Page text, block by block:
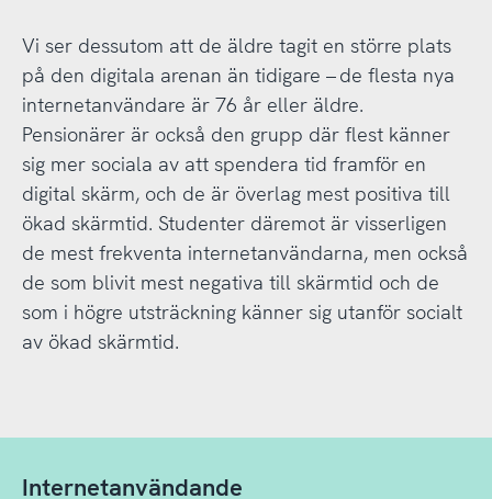
Vi ser dessutom att de äldre tagit en större plats
på den digitala arenan än tidigare – de flesta nya
internetanvändare är 76 år eller äldre.
Pensionärer är också den grupp där flest känner
sig mer sociala av att spendera tid framför en
digital skärm, och de är överlag mest positiva till
ökad skärmtid. Studenter däremot är visserligen
de mest frekventa internetanvändarna, men också
de som blivit mest negativa till skärmtid och de
som i högre utsträckning känner sig utanför socialt
av ökad skärmtid.
Internetanvändande